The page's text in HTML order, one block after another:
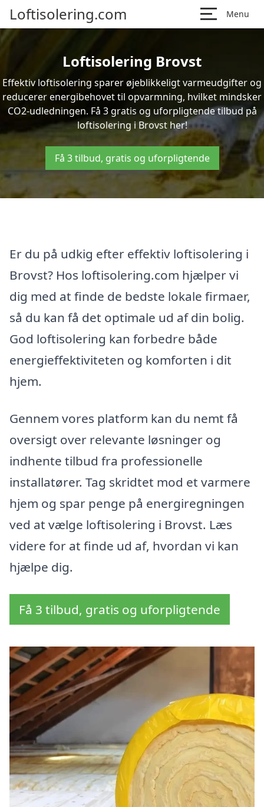
Loftisolering.com Menu
Loftisolering Brovst
Effektiv loftisolering sparer øjeblikkeligt varmeudgifter og
reducerer energibehovet til opvarmning, hvilket mindsker
CO2-udledningen. Få 3 gratis og uforpligtende tilbud på
loftisolering i Brovst her!
Få 3 tilbud, gratis og uforpligtende
Er du på udkig efter effektiv loftisolering i
Brovst? Hos loftisolering.com hjælper vi
dig med at finde de bedste lokale firmaer,
så du kan få det optimale ud af din bolig.
God loftisolering kan forbedre både
energieffektiviteten og komforten i dit
hjem.
Gennem vores platform kan du nemt få
oversigt over relevante løsninger og
indhente tilbud fra professionelle
installatører. Tag skridtet mod et varmere
hjem og spar penge på energiregningen
ved at vælge loftisolering i Brovst. Læs
videre for at finde ud af, hvordan vi kan
hjælpe dig.
Få 3 tilbud, gratis og uforpligtende